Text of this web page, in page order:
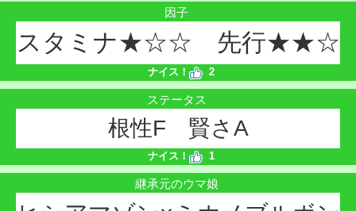
因子
スタミナ★☆☆ 先行★★☆
ナイス！ 2
ステータス
根性F 賢さA
ナイス！ 1
継承元のウマ娘